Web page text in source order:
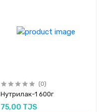
(0)
Нутрилак-1 600г
75,00 TJS